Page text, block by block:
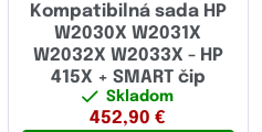
Kompatibilná sada HP
W2030X W2031X
W2032X W2033X - HP
415X + SMART čip
Skladom
452,90 €